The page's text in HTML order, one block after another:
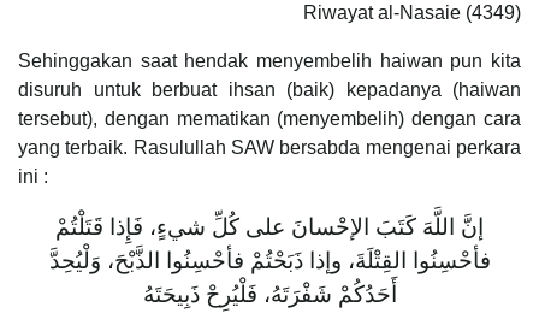
Riwayat al-Nasaie (4349)
Sehinggakan saat hendak menyembelih haiwan pun kita
disuruh untuk berbuat ihsan (baik) kepadanya (haiwan
tersebut), dengan mematikan (menyembelih) dengan cara
yang terbaik. Rasulullah SAW bersabda mengenai perkara
ini :
إنَّ اللَّهَ كَتَبَ الإحْسانَ على كُلِّ شيءٍ، فَإِذا قَتَلْتُمْ
فأحْسِنُوا القِتْلَةَ، وإذا ذَبَحْتُمْ فأحْسِنُوا الذَّبْحَ، وَلْيُحِدَّ
أَحَدُكُمْ شَفْرَتَهُ، فَلْيُرِحْ ذَبِيحَتَهُ